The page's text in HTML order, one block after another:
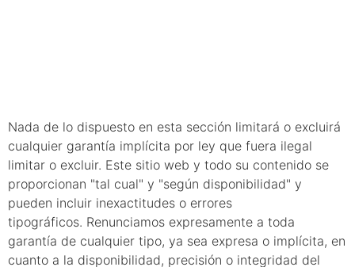
Nada de lo dispuesto en esta sección limitará o excluirá
cualquier garantía implícita por ley que fuera ilegal
limitar o excluir. Este sitio web y todo su contenido se
proporcionan "tal cual" y "según disponibilidad" y
pueden incluir inexactitudes o errores
tipográficos. Renunciamos expresamente a toda
garantía de cualquier tipo, ya sea expresa o implícita, en
cuanto a la disponibilidad, precisión o integridad del